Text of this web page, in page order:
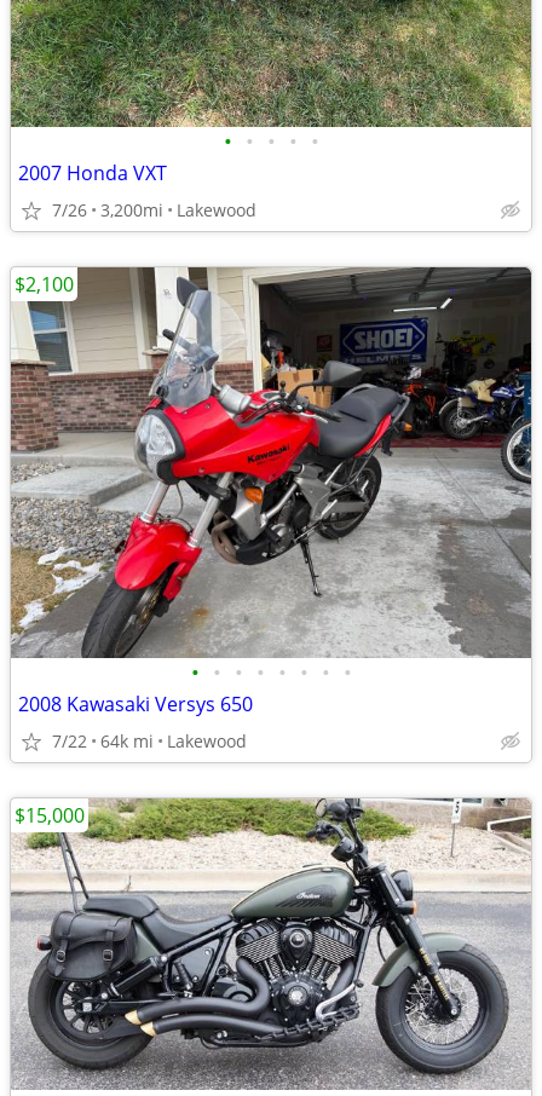
• • • • •
2007 Honda VXT
7/26 3,200mi Lakewood
• • • • • • • •
2008 Kawasaki Versys 650
7/22 64k mi Lakewood
$2,100
$15,000